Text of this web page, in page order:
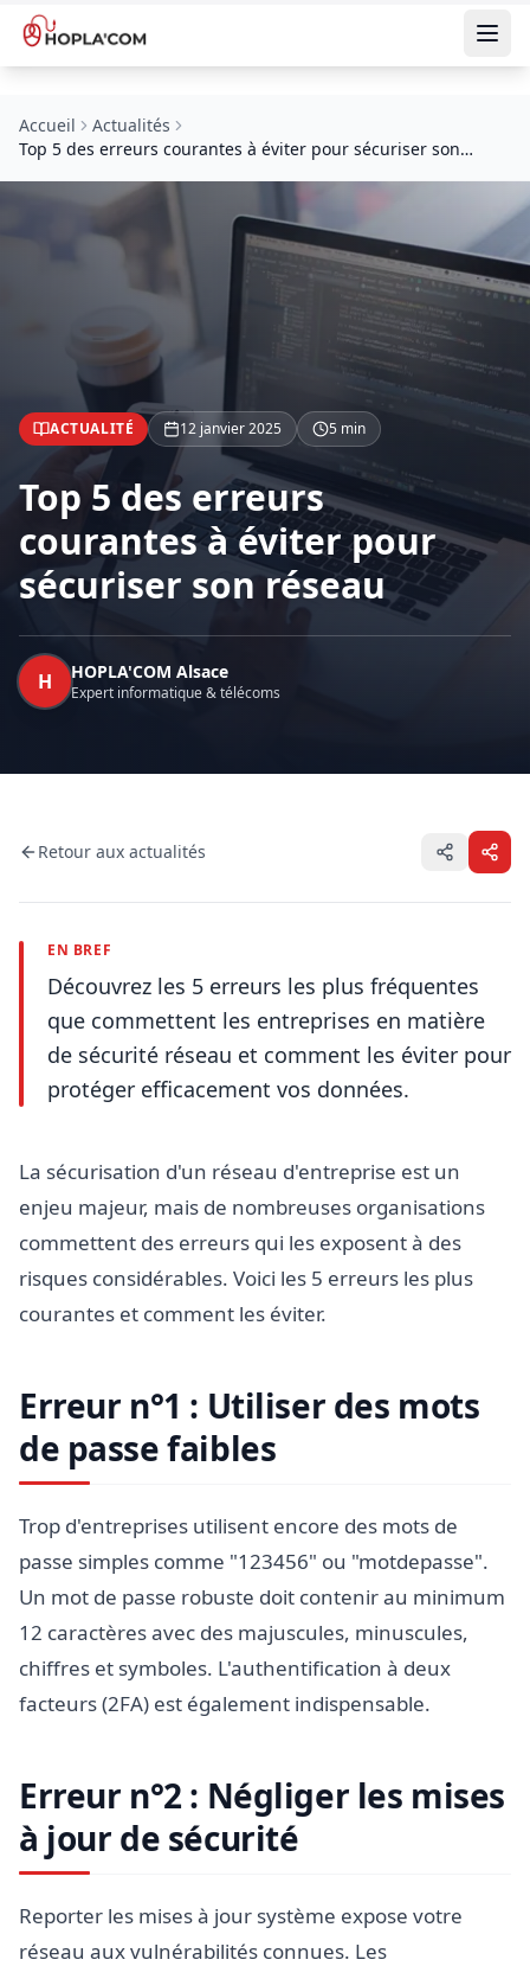
Accueil
Actualités
Top 5 des erreurs courantes à éviter pour sécuriser son
ACTUALITÉ 12 janvier 2025 5 min
Top 5 des erreurs
courantes à éviter pour
sécuriser son réseau
H HOPLA'COM Alsace
Expert informatique & télécoms
Retour aux actualités
EN BREF
Découvrez les 5 erreurs les plus fréquentes
que commettent les entreprises en matière
de sécurité réseau et comment les éviter pour
protéger efficacement vos données.
La sécurisation d'un réseau d'entreprise est un
enjeu majeur, mais de nombreuses organisations
commettent des erreurs qui les exposent à des
risques considérables. Voici les 5 erreurs les plus
courantes et comment les éviter.
Erreur n°1 : Utiliser des mots
de passe faibles
Trop d'entreprises utilisent encore des mots de
passe simples comme "123456" ou "motdepasse".
Un mot de passe robuste doit contenir au minimum
12 caractères avec des majuscules, minuscules,
chiffres et symboles. L'authentification à deux
facteurs (2FA) est également indispensable.
Erreur n°2 : Négliger les mises
à jour de sécurité
Reporter les mises à jour système expose votre
réseau aux vulnérabilités connues. Les